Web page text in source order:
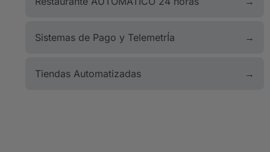
Sistemas de Pago y TelemetrÍa
Tiendas Automatizadas